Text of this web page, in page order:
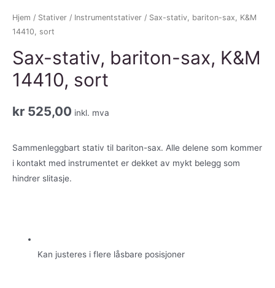
Hjem / Stativer / Instrumentstativer / Sax-stativ, bariton-sax, K&M
14410, sort
Sax-stativ, bariton-sax, K&M
14410, sort
kr 525,00 inkl. mva
Sammenleggbart stativ til bariton-sax. Alle delene som kommer
i kontakt med instrumentet er dekket av mykt belegg som
hindrer slitasje.
Kan justeres i flere låsbare posisjoner